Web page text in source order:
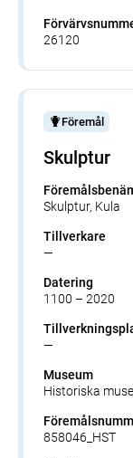
26120
Föremål
Skulptur
Skulptur, Kula
Tillverkare
—
Datering
1100 – 2020
—
Museum
Historiska
858046_HST